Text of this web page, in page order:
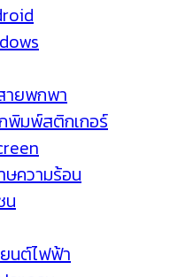
ายพกพา
พิมพ์สติกเกอร์
ษความร้อน
น
นต์ไฟฟ้า